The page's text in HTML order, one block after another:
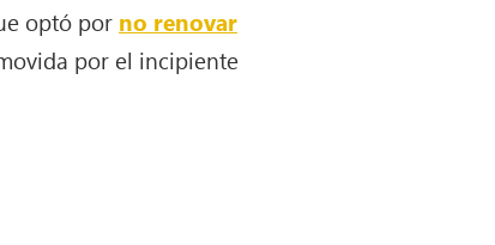
optó por no renovar
por el incipiente